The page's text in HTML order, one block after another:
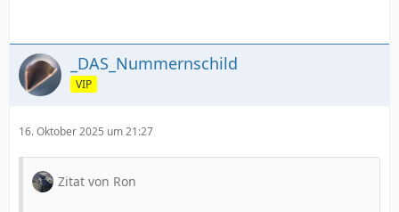
_DAS_Nummernschild
VIP
16. Oktober 2025 um 21:27
Zitat von Ron